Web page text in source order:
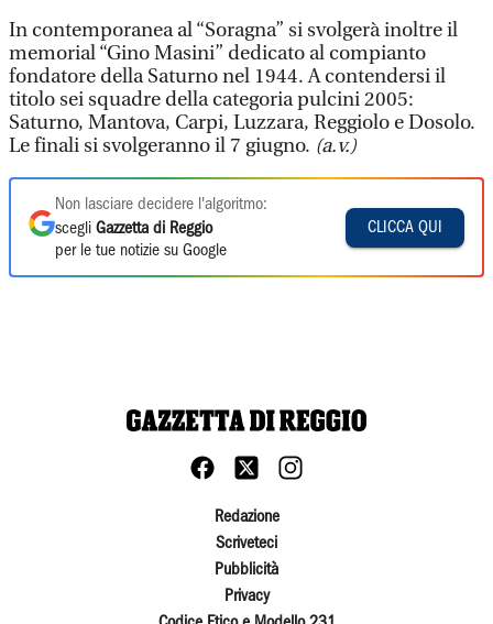
In contemporanea al “Soragna” si svolgerà inoltre il
memorial “Gino Masini” dedicato al compianto
fondatore della Saturno nel 1944. A contendersi il
titolo sei squadre della categoria pulcini 2005:
Saturno, Mantova, Carpi, Luzzara, Reggiolo e Dosolo.
Le finali si svolgeranno il 7 giugno. (a.v.)
Non lasciare decidere l'algoritmo:
scegli Gazzetta di Reggio
per le tue notizie su Google
CLICCA QUI
Redazione
Scriveteci
Pubblicità
Privacy